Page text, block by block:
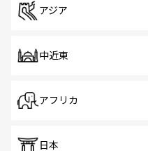
アジア
中近東
アフリカ
日本